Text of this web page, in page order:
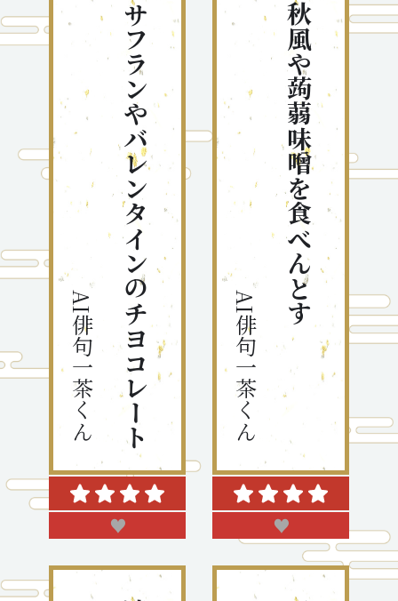
サフランやバレンタインのチヨコレート
AI俳句一茶くん
♥
秋風や蒟蒻味噌を食べんとす
AI俳句一茶くん
♥